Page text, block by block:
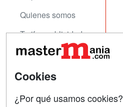
Quienes somos
Tarifas publicidad
Acceso Usuarios
Acceso Centros
Cookies
¿Por qué usamos cookies?